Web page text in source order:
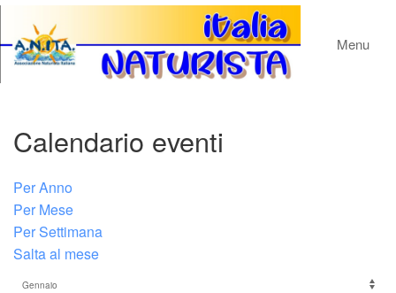
Menu
Calendario eventi
Per Anno
Per Mese
Per Settimana
Salta al mese